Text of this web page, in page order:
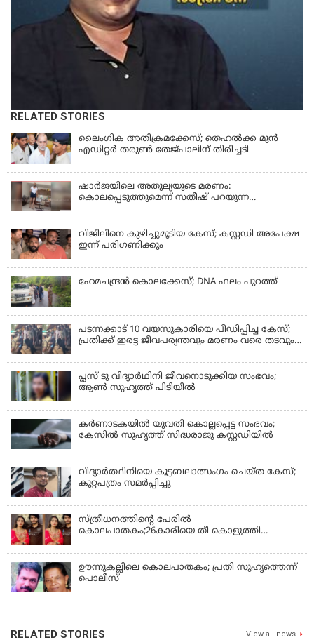
RELATED STORIES
ലൈംഗിക അതിക്രമക്കേസ്; തെഹല്‍ക്ക മുന്‍
എഡിറ്റര്‍ തരുൺ തേജ്പാലിന് തിരിച്ചടി
ഷാർജയിലെ അതുല്യയുടെ മരണം:
കൊലപ്പെടുത്തുമെന്ന് സതീഷ് പറയുന്ന
വിജിലിനെ കുഴിച്ചുമൂടിയ കേസ്; കസ്റ്റഡി അപേക്ഷ
ഇന്ന് പരിഗണിക്കും
ഹേമചന്ദ്രൻ കൊലക്കേസ്; DNA ഫലം പുറത്ത്
പടന്നക്കാട് 10 വയസുകാരിയെ പീഡിപ്പിച്ച കേസ്;
പ്രതിക്ക് ഇരട്ട ജീവപര്യന്തവും മരണം വരെ തടവും
പ്ലസ് ടു വിദ്യാര്‍ഥിനി ജീവനൊടുക്കിയ സംഭവം;
ആണ്‍ സുഹൃത്ത് പിടിയില്‍
കര്‍ണാടകയില്‍ യുവതി കൊല്ലപ്പെട്ട സംഭവം;
കേസില്‍ സുഹൃത്ത് സിദ്ധരാജു കസ്റ്റഡിയില്‍
വിദ്യാർത്ഥിനിയെ കൂട്ടബലാത്സംഗം ചെയ്ത കേസ്;
കുറ്റപത്രം സമര്‍പ്പിച്ചു
സ്ത്രീധനത്തിന്റെ പേരില്‍
കൊലപാതകം;26കാരിയെ തീ കൊളുത്തി
ഊന്നുകല്ലിലെ കൊലപാതകം; പ്രതി സുഹൃത്തെന്ന്
പൊലീസ്
RELATED STORIES View all news